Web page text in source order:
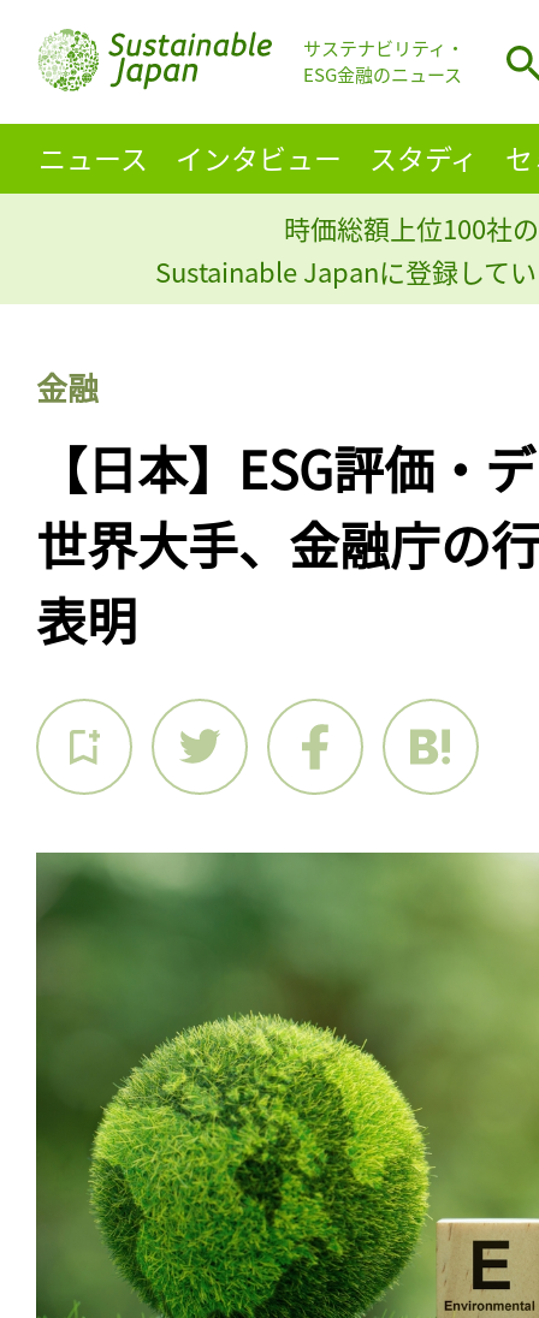
サステナビリティ・
ESG金融のニュース
ニュース インタビュー スタディ
時価総額上位100社
Sustainable Japanに登録して
金融
【日本】ESG評価・
世界大手、金融庁の
表明